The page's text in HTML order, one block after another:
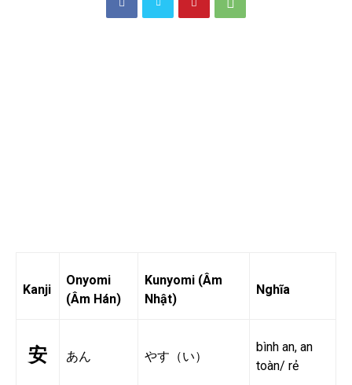
Kanji
Onyomi
(Âm Hán)
Kunyomi (Âm
Nhật)
Nghĩa
安 あん やす（い）
bình an, an
toàn/ rẻ